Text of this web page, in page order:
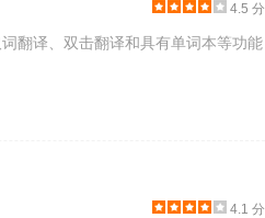
4.5 分
翻译、双击翻译和具有单词本等功能
4.1 分